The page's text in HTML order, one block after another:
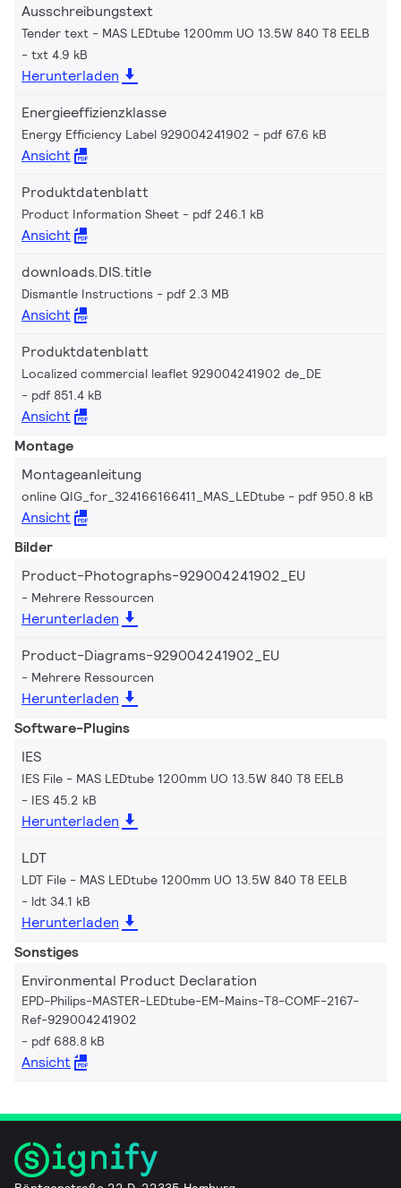
Ausschreibungstext
Tender text - MAS LEDtube 1200mm UO 13.5W 840 T8 EELB
txt 4.9 kB
Herunterladen
Energieeffizienzklasse
Energy Efficiency Label 929004241902 pdf 67.6 kB
Ansicht
Produktdatenblatt
Product Information Sheet pdf 246.1 kB
Ansicht
downloads.DIS.title
Dismantle Instructions pdf 2.3 MB
Ansicht
Produktdatenblatt
Localized commercial leaflet 929004241902 de_DE
pdf 851.4 kB
Ansicht
Montage
Montageanleitung
online QIG_for_324166166411_MAS_LEDtube pdf 950.8 kB
Ansicht
Bilder
Product-Photographs-929004241902_EU
Mehrere Ressourcen
Herunterladen
Product-Diagrams-929004241902_EU
Mehrere Ressourcen
Herunterladen
Software-Plugins
IES
IES File - MAS LEDtube 1200mm UO 13.5W 840 T8 EELB
IES 45.2 kB
Herunterladen
LDT
LDT File - MAS LEDtube 1200mm UO 13.5W 840 T8 EELB
ldt 34.1 kB
Herunterladen
Sonstiges
Environmental Product Declaration
EPD-Philips-MASTER-LEDtube-EM-Mains-T8-COMF-2167-
Ref-929004241902
pdf 688.8 kB
Ansicht